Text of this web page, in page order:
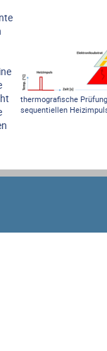
thermografische
sequentiellen